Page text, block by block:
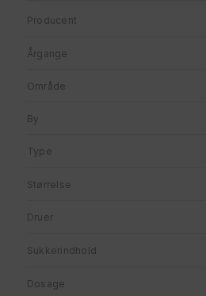
Producent
Årgange
Område
By
Type
Størrelse
Druer
Sukkerindhold
Dosage